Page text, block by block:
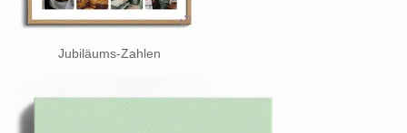
Jubiläums-Zahlen